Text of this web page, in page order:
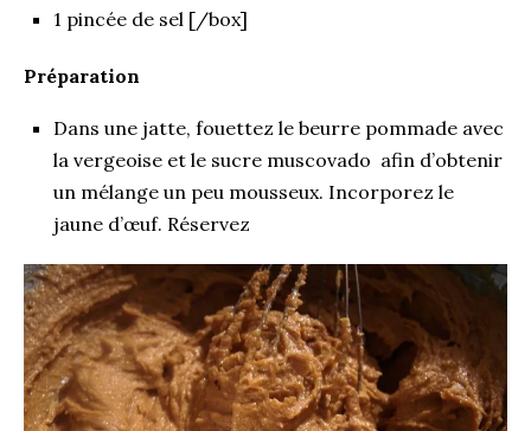
1 pincée de sel [/box]
Préparation
Dans une jatte, fouettez le beurre pommade avec
la vergeoise et le sucre muscovado afin d’obtenir
un mélange un peu mousseux. Incorporez le
jaune d’œuf. Réservez